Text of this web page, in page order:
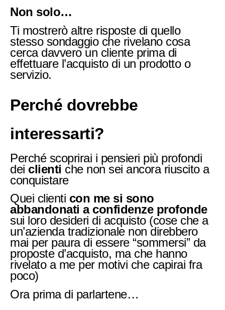
Non solo…
Ti mostrerò altre risposte di quello
stesso sondaggio che rivelano cosa
cerca davvero un cliente prima di
effettuare l’acquisto di un prodotto o
servizio.
Perché dovrebbe
interessarti?
Perché scoprirai i pensieri più profondi
dei clienti che non sei ancora riuscito a
conquistare
Quei clienti con me si sono
abbandonati a confidenze profonde
sui loro desideri di acquisto (cose che a
un’azienda tradizionale non direbbero
mai per paura di essere “sommersi” da
proposte d’acquisto, ma che hanno
rivelato a me per motivi che capirai fra
poco)
Ora prima di parlartene…